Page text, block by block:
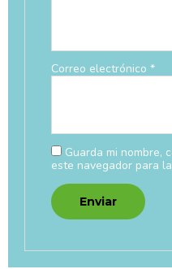
Correo electrónico *
Guarda mi nombre,
este navegador para